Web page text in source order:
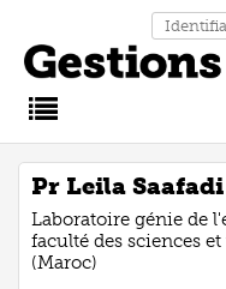
Main
Menu
Pr Leila Saafadi
Laboratoire génie de
faculté des sciences
(Maroc)